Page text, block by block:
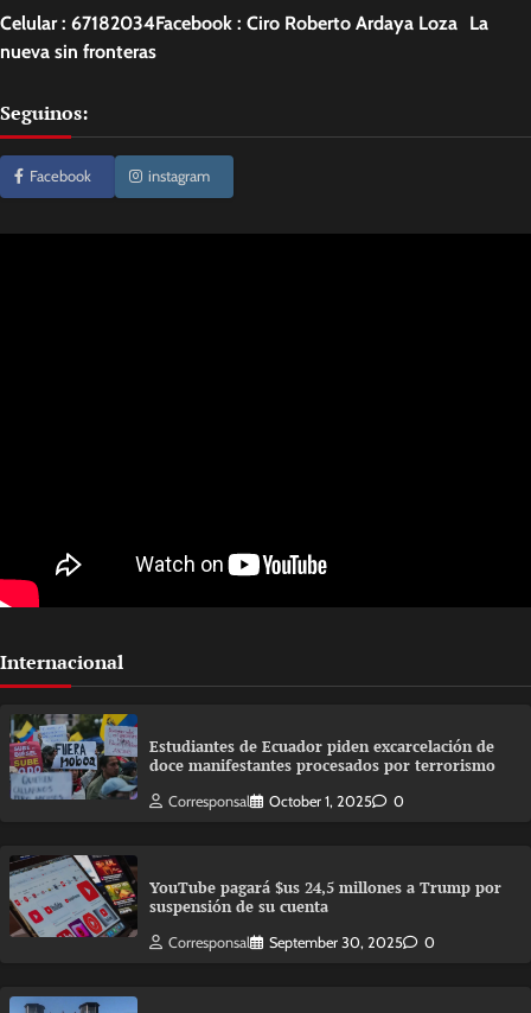
Celular : 67182034Facebook : Ciro Roberto Ardaya Loza La
nueva sin fronteras
Seguinos:
Facebook instagram
Internacional
Estudiantes de Ecuador piden excarcelación de
doce manifestantes procesados por terrorismo
Corresponsal October 1, 2025 0
YouTube pagará $us 24,5 millones a Trump por
suspensión de su cuenta
Corresponsal September 30, 2025 0